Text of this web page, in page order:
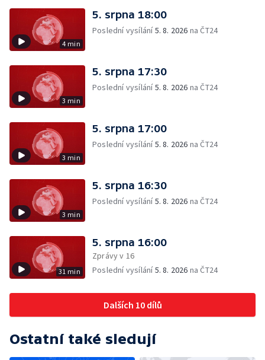
4 min
5. srpna 18:00
Poslední vysílání5. 8. 2026 na ČT24
3 min
5. srpna 17:30
Poslední vysílání5. 8. 2026 na ČT24
3 min
5. srpna 17:00
Poslední vysílání5. 8. 2026 na ČT24
3 min
5. srpna 16:30
Poslední vysílání5. 8. 2026 na ČT24
31 min
5. srpna 16:00
Zprávy v 16
Poslední vysílání5. 8. 2026 na ČT24
Dalších 10 dílů
Ostatní také sledují